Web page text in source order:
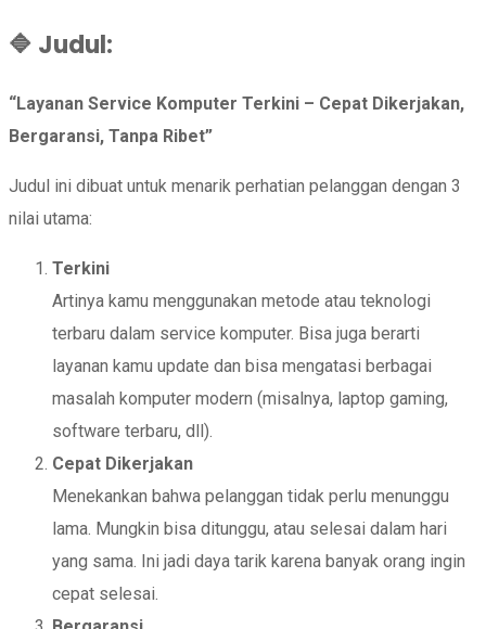
🔷 Judul:
“Layanan Service Komputer Terkini – Cepat Dikerjakan,
Bergaransi, Tanpa Ribet”
Judul ini dibuat untuk menarik perhatian pelanggan dengan 3
nilai utama:
Terkini
Artinya kamu menggunakan metode atau teknologi
terbaru dalam service komputer. Bisa juga berarti
layanan kamu update dan bisa mengatasi berbagai
masalah komputer modern (misalnya, laptop gaming,
software terbaru, dll).
Cepat Dikerjakan
Menekankan bahwa pelanggan tidak perlu menunggu
lama. Mungkin bisa ditunggu, atau selesai dalam hari
yang sama. Ini jadi daya tarik karena banyak orang ingin
cepat selesai.